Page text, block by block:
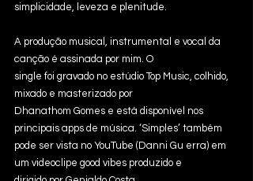
simplicidade, leveza e plenitude.
A produção musical, instrumental e vocal da
canção é assinada por mim. O
single foi gravado no estúdio Top Music, colhido,
mixado e masterizado por
Dhanathom Gomes e está disponível nos
principais apps de música. ‘Simples’ também
pode ser vista no YouTube (Danni Gu erra) em
um videoclipe good vibes produzido e